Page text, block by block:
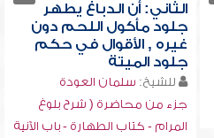
الثاني: أن الدباغ يطهر
جلود مأكول اللحم دون
غيره , الأقوال في حكم
جلود الميتة
للشيخ: سلمان العودة
جزء من محاضرة ( شرح بلوغ
المرام - كتاب الطهارة - باب الآنية